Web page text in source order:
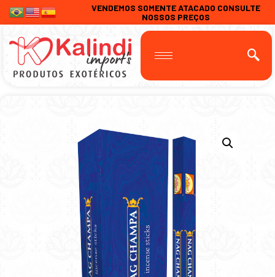
VENDEMOS SOMENTE ATACADO CONSULTE
NOSSOS PREÇOS